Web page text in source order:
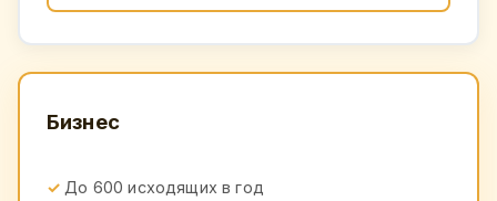
Бизнес
До 600 исходящих в год